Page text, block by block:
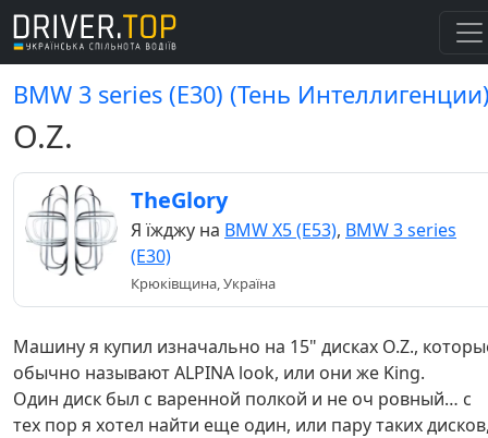
BMW 3 series (E30) (Тень
O.Z.
TheGlory
Я їжджу на BMW X5 (E53), BMW 3 series
(E30)
Крюківщина, Україна
Машину я купил изначально на 15" дисках O.Z.,
обычно называют ALPINA look, или они же King.
Один диск был с варенной полкой и не оч ровный… с
тех пор я хотел найти еще один, или пару таких